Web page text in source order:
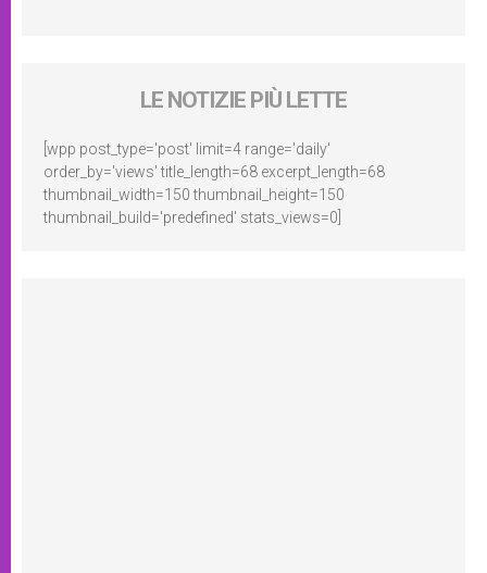
LE NOTIZIE PIÙ LETTE
[wpp post_type='post' limit=4 range='daily'
order_by='views' title_length=68 excerpt_length=68
thumbnail_width=150 thumbnail_height=150
thumbnail_build='predefined' stats_views=0]